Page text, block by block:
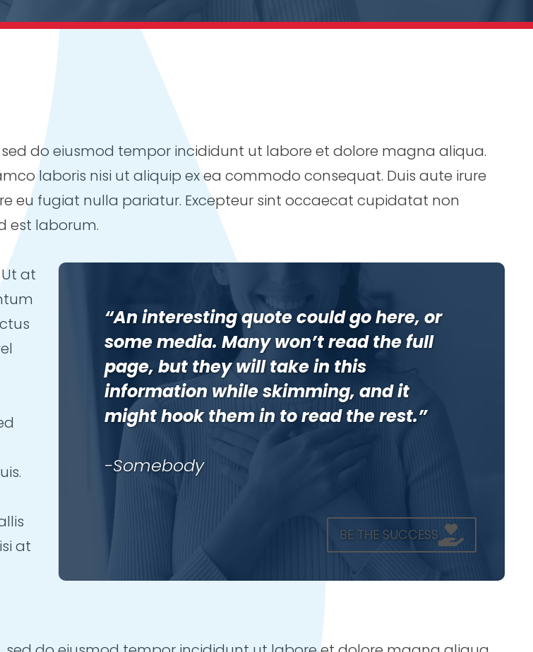
do eiusmod tempor incididunt ut labore et dolore magna aliqua.
laboris nisi ut aliquip ex ea commodo consequat. Duis aute irure
eu fugiat nulla pariatur. Excepteur sint occaecat cupidatat non
est laborum.
“An interesting quote could go here, or
some media. Many won’t read the full
page, but they will take in this
information while skimming, and it
might hook them in to read the rest.”
-Somebody
BE THE SUCCESS
at
at